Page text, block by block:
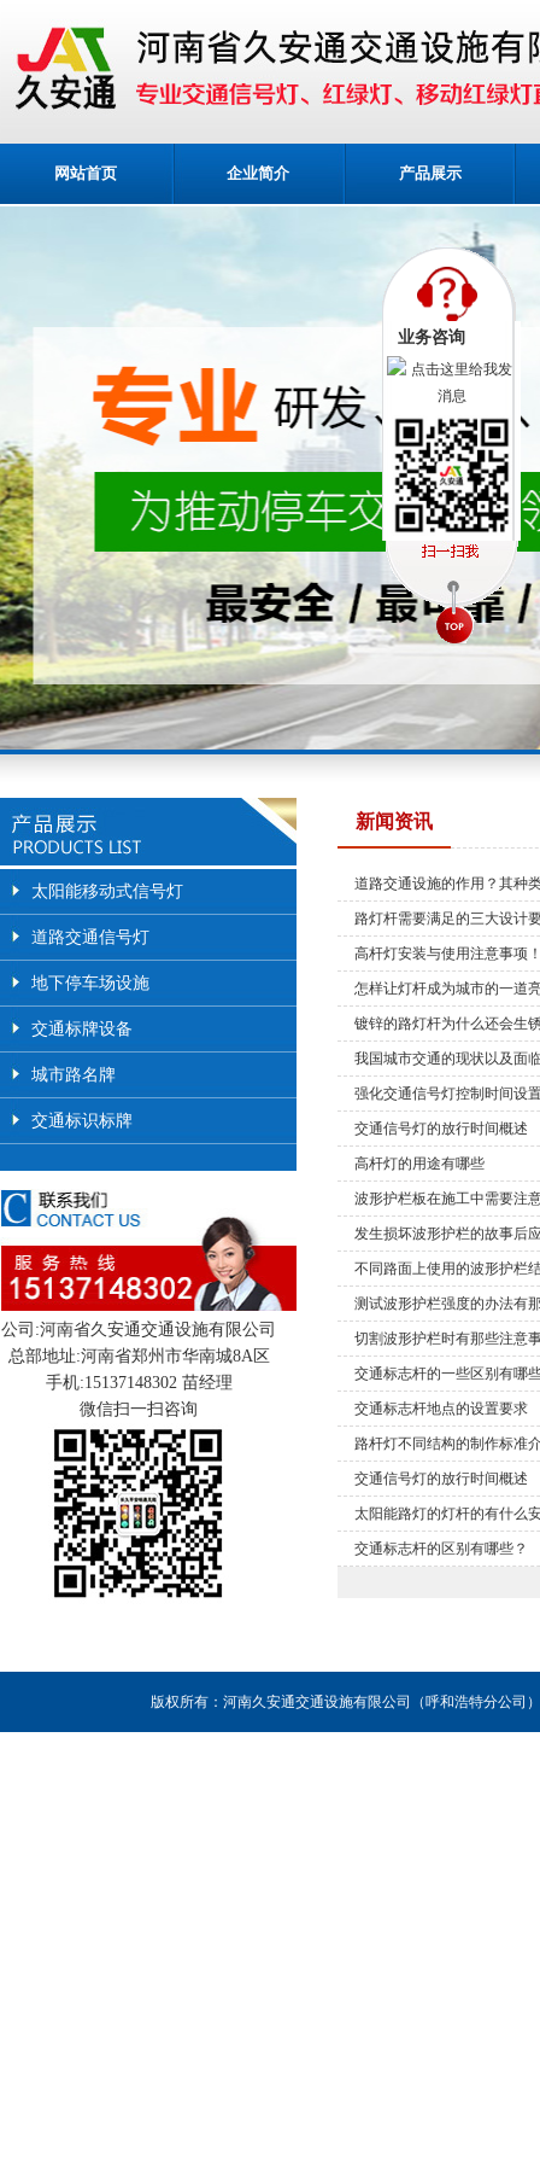
网站首页 企业简介 产品展示
太阳能移动式信号灯
道路交通信号灯
地下停车场设施
交通标牌设备
城市路名牌
交通标识标牌
公司:河南省久安通交通设施有限公司
总部地址:河南省郑州市华南城8A区
手机:15137148302 苗经理
微信扫一扫咨询
新闻资讯
道路交通设施的作用？其种
路灯杆需要满足的三大设计
高杆灯安装与使用注意事项
怎样让灯杆成为城市的一道
镀锌的路灯杆为什么还会生
我国城市交通的现状以及面
强化交通信号灯控制时间设
交通信号灯的放行时间概述
高杆灯的用途有哪些
波形护栏板在施工中需要注
发生损坏波形护栏的故事后
不同路面上使用的波形护栏
测试波形护栏强度的办法有
切割波形护栏时有那些注意
交通标志杆的一些区别有哪
交通标志杆地点的设置要求
路杆灯不同结构的制作标准
交通信号灯的放行时间概述
太阳能路灯的灯杆的有什么
交通标志杆的区别有哪些？
版权所有：河南久安通交通设施有限公司（呼和浩特分公司
业务咨询